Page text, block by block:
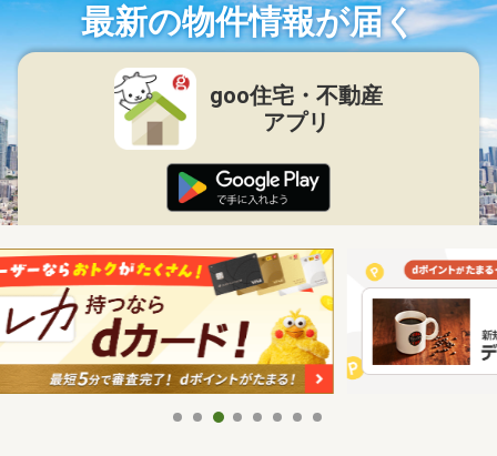
最新の物件情報が届く
goo住宅・不動産
アプリ